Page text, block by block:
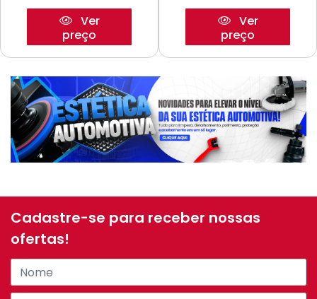
Ver
preço
Ver
preço
Cadastre-se para receber nossas
ofertas!